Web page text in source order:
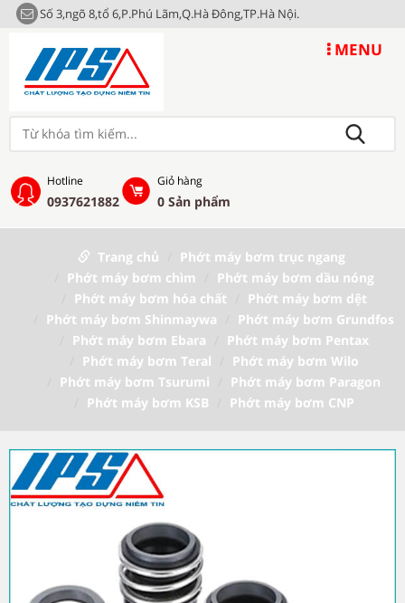
Số 3,ngõ 8,tổ 6,P.Phú Lãm,Q.Hà Đông,TP.Hà Nội.
MENU
Hotline
0937621882
Giỏ hàng
0 Sản phẩm
Trang chủ
Phớt máy bơm trục ngang
Phớt máy bơm chìm
Phớt máy bơm dầu nóng
Phớt máy bơm hóa chất
Phớt máy bơm dệt
Phớt máy bơm Shinmaywa
Phớt máy bơm Grundfos
Phớt máy bơm Ebara
Phớt máy bơm Pentax
Phớt máy bơm Teral
Phớt máy bơm Wilo
Phớt máy bơm Tsurumi
Phớt máy bơm Paragon
Phớt máy bơm KSB
Phớt máy bơm CNP